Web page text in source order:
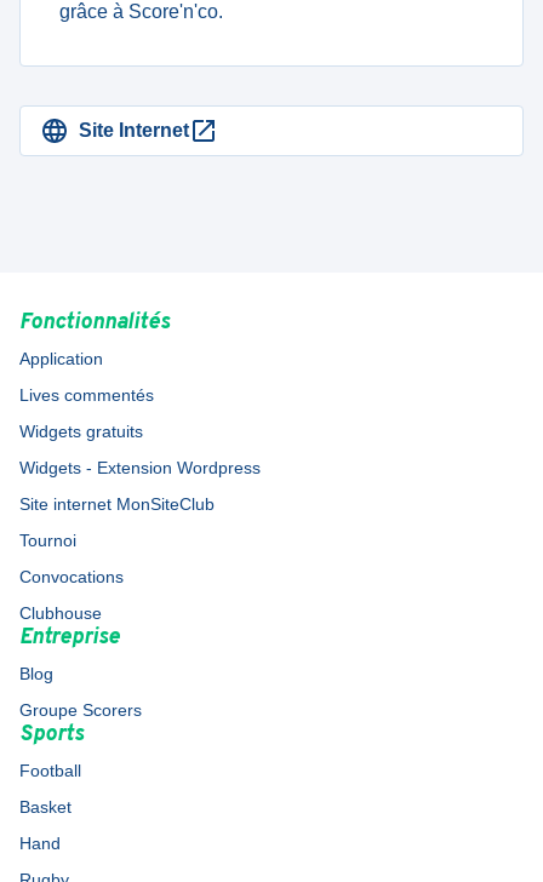
grâce à Score'n'co.
Site Internet
Fonctionnalités
Application
Lives commentés
Widgets gratuits
Widgets - Extension Wordpress
Site internet MonSiteClub
Tournoi
Convocations
Clubhouse
Entreprise
Blog
Groupe Scorers
Sports
Football
Basket
Hand